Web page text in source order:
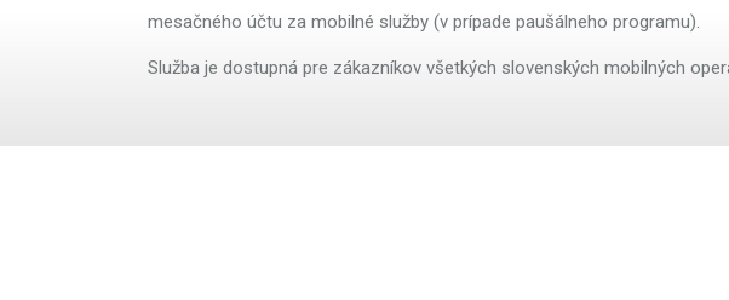
mesačného účtu za mobilné služby (v prípade paušálneho programu).
Služba je dostupná pre zákazníkov všetkých slovenských mobilných